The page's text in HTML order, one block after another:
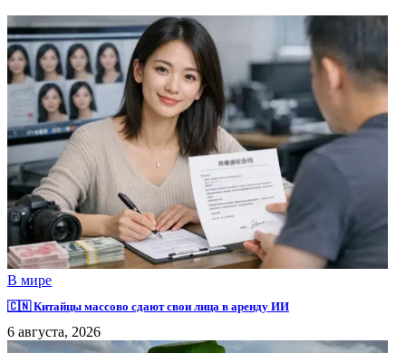
В мире
🇨🇳 Китайцы массово сдают свои лица в аренду ИИ
6 августа, 2026